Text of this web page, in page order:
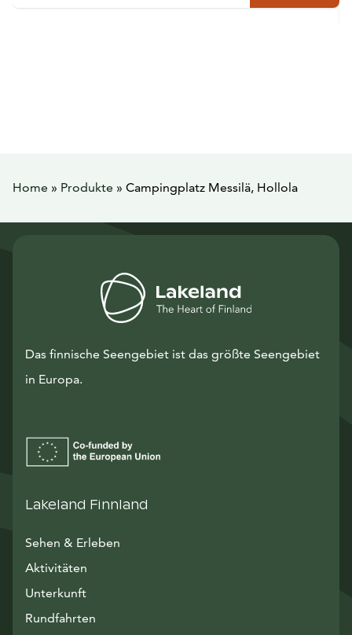
Home » Produkte » Campingplatz Messilä, Hollola
Das finnische Seengebiet ist das größte Seengebiet
in Europa.
Lakeland Finnland
Sehen & Erleben
Aktivitäten
Unterkunft
Rundfahrten